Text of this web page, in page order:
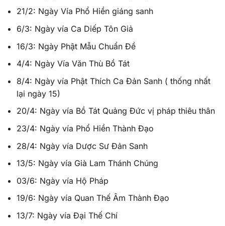
21/2: Ngày Vía Phổ Hiền giáng sanh
6/3: Ngày vía Ca Diếp Tôn Giả
16/3: Ngày Phật Mẫu Chuẩn Đề
4/4: Ngày Vía Văn Thù Bồ Tát
8/4: Ngày vía Phật Thích Ca Đản Sanh ( thống nhất
lại ngày 15)
20/4: Ngày vía Bồ Tát Quảng Đức vị pháp thiêu thân
23/4: Ngày vía Phổ Hiền Thành Đạo
28/4: Ngày vía Dược Sư Đản Sanh
13/5: Ngày vía Già Lam Thánh Chúng
03/6: Ngày vía Hộ Pháp
19/6: Ngày vía Quan Thế Âm Thành Đạo
13/7: Ngày vía Đại Thế Chí